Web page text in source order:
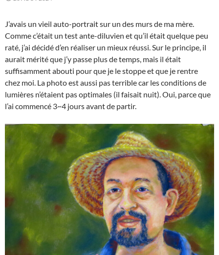
J’avais un vieil auto-portrait sur un des murs de ma mère.
Comme c’était un test ante-diluvien et qu’il était quelque peu
raté, j’ai décidé d’en réaliser un mieux réussi. Sur le principe, il
aurait mérité que j’y passe plus de temps, mais il était
suffisamment abouti pour que je le stoppe et que je rentre
chez moi. La photo est aussi pas terrible car les conditions de
lumières n’étaient pas optimales (il faisait nuit). Oui, parce que
l’ai commencé 3~4 jours avant de partir.